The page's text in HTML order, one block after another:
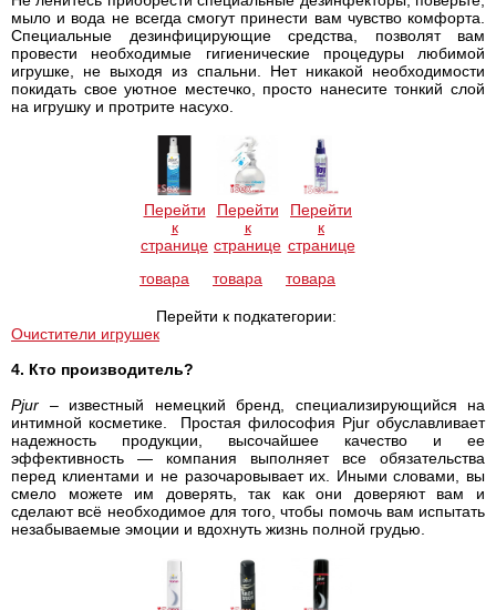
мыло и вода не всегда смогут принести вам чувство комфорта.
Специальные дезинфицирующие средства, позволят вам
провести необходимые гигиенические процедуры любимой
игрушке, не выходя из спальни. Нет никакой необходимости
покидать свое уютное местечко, просто нанесите тонкий слой
на игрушку и протрите насухо.
Перейти
к
странице
товара
Перейти
к
странице
товара
Перейти
к
странице
товара
Перейти к подкатегории:
Очистители игрушек
4. Кто производитель?
Pjur – известный немецкий бренд, специализирующийся на
интимной косметике. Простая философия Pjur обуславливает
надежность продукции, высочайшее качество и ее
эффективность — компания выполняет все обязательства
перед клиентами и не разочаровывает их. Иными словами, вы
смело можете им доверять, так как они доверяют вам и
сделают всё необходимое для того, чтобы помочь вам испытать
незабываемые эмоции и вдохнуть жизнь полной грудью.